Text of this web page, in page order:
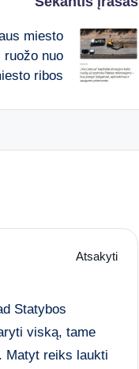
miesto
ruožo nuo
ribos
Atsakyti
Statybos
viską, tame
Matyt reiks laukti